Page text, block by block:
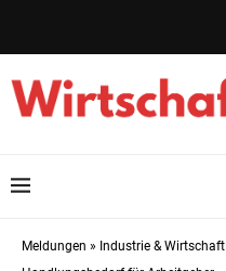
Meldungen » Industrie & Wirtschaft